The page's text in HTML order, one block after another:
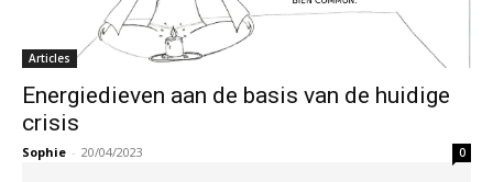
Articles
Energiedieven aan de basis van de huidige
crisis
Sophie - 20/04/2023 0